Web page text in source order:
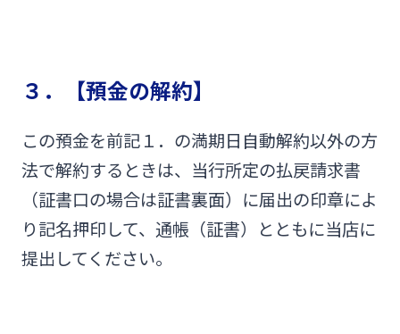
３．【預金の解約】
この預金を前記１．の満期日自動解約以外の方
法で解約するときは、当行所定の払戻請求書
（証書口の場合は証書裏面）に届出の印章によ
り記名押印して、通帳（証書）とともに当店に
提出してください。